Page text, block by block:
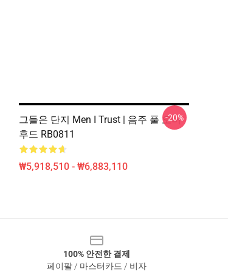
그들은 단지 Men I Trust | 음주 풀 오버
후드 RB0811
₩5,918,510 - ₩6,883,110
-20%
100% 안전한 결제
페이팔 / 마스터카드 / 비자